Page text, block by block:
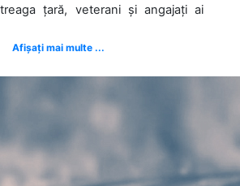
țară, veterani și angajați ai
Afișați mai multe ...